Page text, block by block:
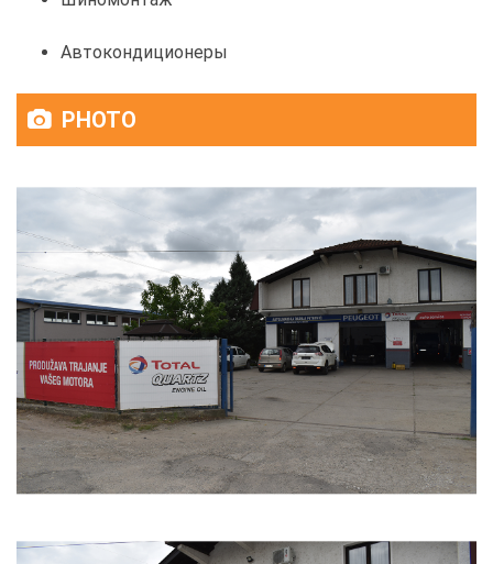
Автокондиционеры
PHOTO